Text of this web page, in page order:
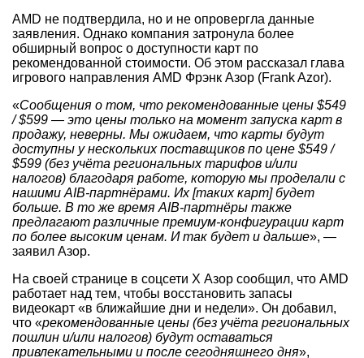
AMD не подтвердила, но и не опровергла данные
заявления. Однако компания затронула более
обширный вопрос о доступности карт по
рекомендованной стоимости. Об этом рассказал глава
игрового направления AMD Фрэнк Азор (Frank Azor).
«Сообщения о том, что рекомендованные цены $549
/ $599 — это цены только на момент запуска карт в
продажу, неверны. Мы ожидаем, что карты будут
доступны у нескольких поставщиков по цене $549 /
$599 (без учёта региональных тарифов и/или
налогов) благодаря работе, которую мы проделали с
нашими AIB-партнёрами. Их [таких карт] будет
больше. В то же время AIB-партнёры также
предлагают различные премиум-конфигурации карт
по более высоким ценам. И так будет и дальше», —
заявил Азор.
На своей странице в соцсети X Азор сообщил, что AMD
работает над тем, чтобы восстановить запасы
видеокарт «в ближайшие дни и недели». Он добавил,
что «рекомендованные цены (без учёта региональных
пошлин и/или налогов) будут оставаться
привлекательными и после сегодняшнего дня»,